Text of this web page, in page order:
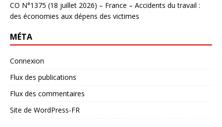
CO N°1375 (18 juillet 2026) – France – Accidents du travail :
des économies aux dépens des victimes
MÉTA
Connexion
Flux des publications
Flux des commentaires
Site de WordPress-FR